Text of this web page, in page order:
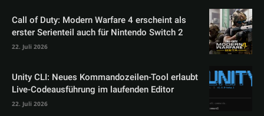
Call of Duty: Modern Warfare 4 erscheint als
erster Serienteil auch für Nintendo Switch 2
22. Juli 2026
Unity CLI: Neues Kommandozeilen-Tool erlaubt
Live-Codeausführung im laufenden Editor
22. Juli 2026